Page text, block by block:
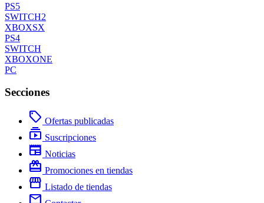
PS5
SWITCH2
XBOXSX
PS4
SWITCH
XBOXONE
PC
Secciones
local_offer Ofertas publicadas
subscriptions Suscripciones
newspaper Noticias
redeem Promociones en tiendas
storefront Listado de tiendas
mail